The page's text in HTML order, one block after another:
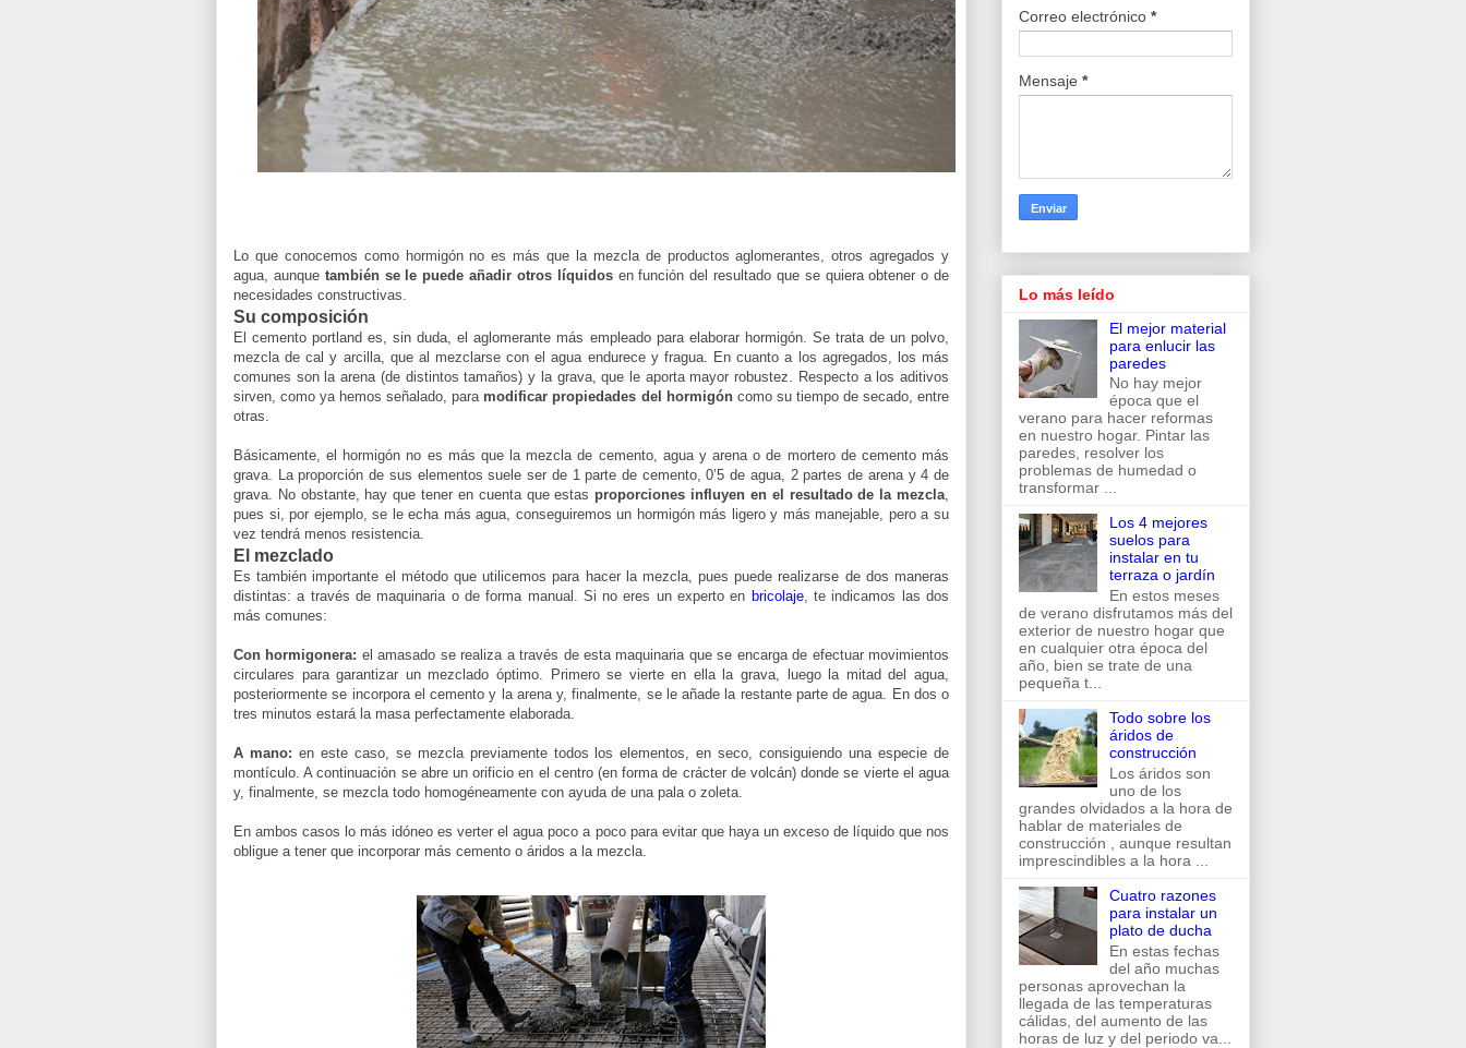
Lo que conocemos como hormigón no es más que la mezcla de productos aglomerantes, otros agregados y
agua, aunque también se le puede añadir otros líquidosen función del resultado que se quiera obtener o de
necesidades constructivas.
Su composición
El cemento portland es, sin duda, el aglomerante más empleado para elaborar hormigón. Se trata de un polvo,
mezcla de cal y arcilla, que al mezclarse con el agua endurece y fragua. En cuanto a los agregados, los más
comunes son la arena (de distintos tamaños) y la grava, que le aporta mayor robustez. Respecto a los aditivos
sirven, como ya hemos señalado, para modificar propiedades del hormigón como su tiempo de secado, entre
otras.
Básicamente, el hormigón no es más que la mezcla de cemento, agua y arena o de mortero de cemento más
grava. La proporción de sus elementos suele ser de 1 parte de cemento, 0’5 de agua, 2 partes de arena y 4 de
grava. No obstante, hay que tener en cuenta que estas proporciones influyen en el resultado de la mezcla,
pues si, por ejemplo, se le echa más agua, conseguiremos un hormigón más ligero y más manejable, pero a su
vez tendrá menos resistencia.
El mezclado
Es también importante el método que utilicemos para hacer la mezcla, pues puede realizarse de dos maneras
distintas: a través de maquinaria o de forma manual. Si no eres un experto en bricolaje, te indicamos las dos
más comunes:
Con hormigonera: el amasado se realiza a través de esta maquinaria que se encarga de efectuar movimientos
circulares para garantizar un mezclado óptimo. Primero se vierte en ella la grava, luego la mitad del agua,
posteriormente se incorpora el cemento y la arena y, finalmente, se le añade la restante parte de agua. En dos o
tres minutos estará la masa perfectamente elaborada.
A mano: en este caso, se mezcla previamente todos los elementos, en seco, consiguiendo una especie de
montículo. A continuación se abre un orificio en el centro (en forma de crácter de volcán) donde se vierte el agua
y, finalmente, se mezcla todo homogéneamente con ayuda de una pala o zoleta.
En ambos casos lo más idóneo es verter el agua poco a poco para evitar que haya un exceso de líquido que nos
obligue a tener que incorporar más cemento o áridos a la mezcla.
Correo electrónico *
Mensaje *
Lo más leído
El mejor material
para enlucir las
paredes
No hay mejor
época que el
verano para hacer reformas
en nuestro hogar. Pintar las
paredes, resolver los
problemas de humedad o
transformar ...
Los 4 mejores
suelos para
instalar en tu
terraza o jardín
En estos meses
de verano disfrutamos más del
exterior de nuestro hogar que
en cualquier otra época del
año, bien se trate de una
pequeña t...
Todo sobre los
áridos de
construcción
Los áridos son
uno de los
grandes olvidados a la hora de
hablar de materiales de
construcción , aunque resultan
imprescindibles a la hora ...
Cuatro razones
para instalar un
plato de ducha
En estas fechas
del año muchas
personas aprovechan la
llegada de las temperaturas
cálidas, del aumento de las
horas de luz y del periodo va...